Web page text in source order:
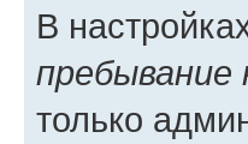
В
пребывание
только